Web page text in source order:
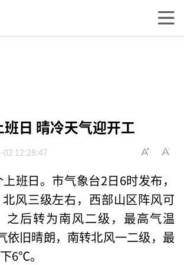
日 晴冷天气迎开工
02 12:28:47
班日。市气象台2日6时发布，
风三级左右，西部山区阵风可
之后转为南风二级，最高气温
旧晴朗，南转北风一二级，最
6℃。